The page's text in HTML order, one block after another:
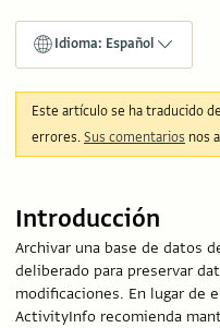
Idioma: Español
Este artículo se ha traducido del
errores.Sus comentarios nos
Introducción
Archivar una base de datos
deliberado para preservar
modificaciones. En lugar de
ActivityInfo recomienda